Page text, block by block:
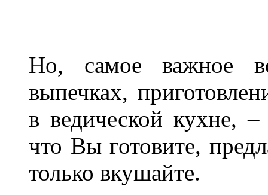
Но, самое важное
выпечках,
в ведической кухне,
что Вы готовите,
только вкушайте.